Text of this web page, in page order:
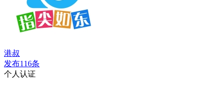
港叔
发布116条
个人认证